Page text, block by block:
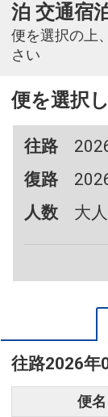
泊 交通宿
便を選択の上
さい
便を選択
往路
復路
人数
大
往路2026年
便名